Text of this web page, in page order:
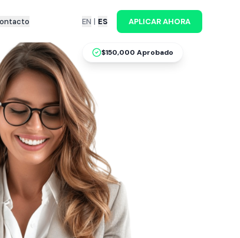
EN | ES APLICAR AHORA
$150,000 Aprobado